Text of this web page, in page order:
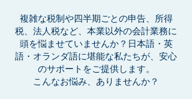
複雑な税制や四半期ごとの申告、所得
税、法人税など、本業以外の会計業務に
頭を悩ませていませんか？日本語・英
語・オランダ語に堪能な私たちが、安心
のサポートをご提供します。
こんなお悩み、ありませんか？